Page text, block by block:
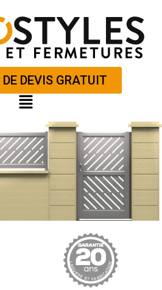
DEVIS GRATUIT
Main
Menu